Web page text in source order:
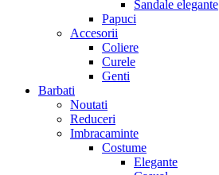
Sandale elegante
Papuci
Accesorii
Coliere
Curele
Genti
Barbati
Noutati
Reduceri
Imbracaminte
Costume
Elegante